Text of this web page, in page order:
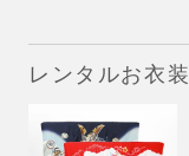
レンタルお衣装